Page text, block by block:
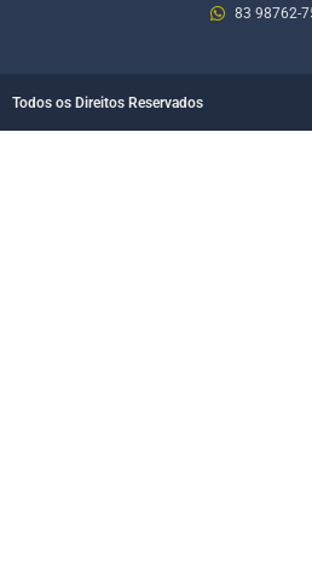
83 98762-
Todos os Direitos Reservados